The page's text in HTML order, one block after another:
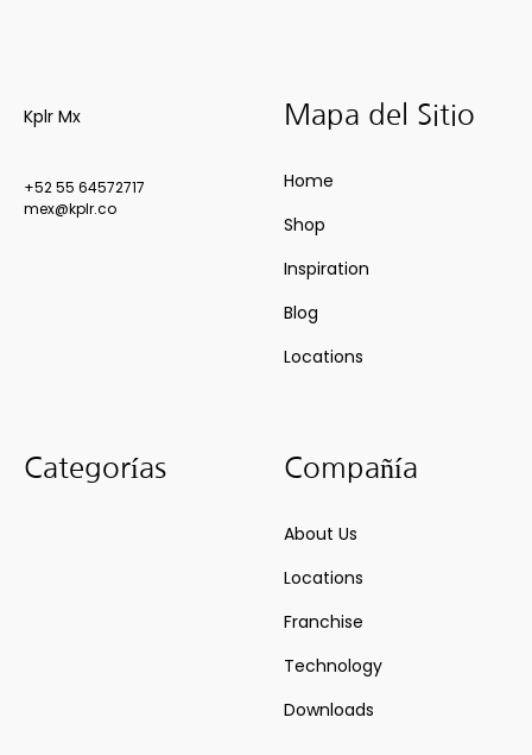
Kplr Mx
+52 55 64572717
mex@kplr.co
Mapa del Sitio
Home
Shop
Inspiration
Blog
Locations
Categorías Compañía
About Us
Locations
Franchise
Technology
Downloads